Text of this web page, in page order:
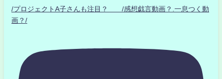
/プロジェクトA子さんも注目？ /感想戯言動画？.一息つく動
画？/